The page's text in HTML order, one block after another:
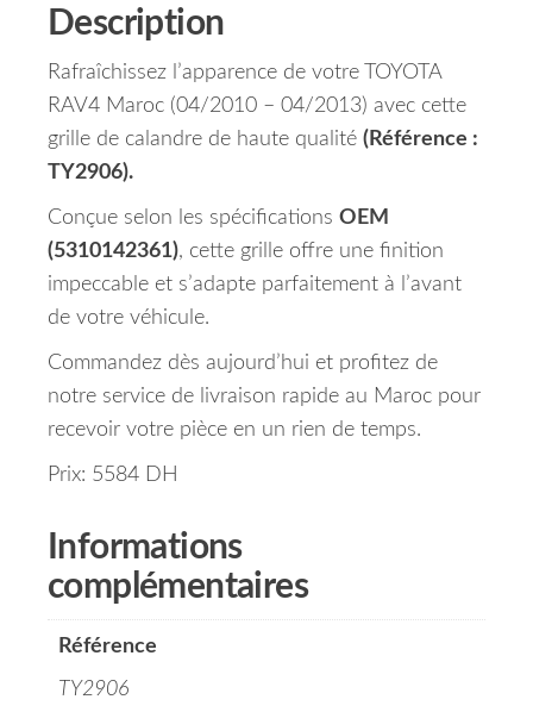
Description
Rafraîchissez l’apparence de votre TOYOTA
RAV4 Maroc (04/2010 – 04/2013) avec cette
grille de calandre de haute qualité (Référence :
TY2906).
Conçue selon les spécifications OEM
(5310142361), cette grille offre une finition
impeccable et s’adapte parfaitement à l’avant
de votre véhicule.
Commandez dès aujourd’hui et profitez de
notre service de livraison rapide au Maroc pour
recevoir votre pièce en un rien de temps.
Prix: 5584 DH
Informations
complémentaires
Référence
TY2906